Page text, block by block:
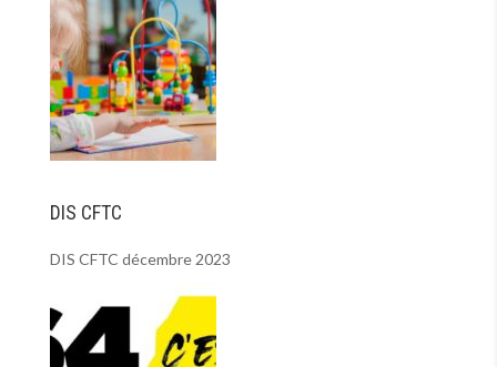
DIS CFTC
DIS CFTC décembre 2023